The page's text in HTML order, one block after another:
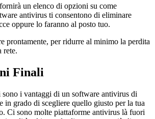
un elenco di opzioni su come
antivirus ti consentono di eliminare
oppure lo faranno al posto tuo.
prontamente, per ridurre al minimo la perdita
rete.
Finali
i vantaggi di un software antivirus di
in grado di scegliere quello giusto per la tua
Ci sono molte piattaforme antivirus là fuori